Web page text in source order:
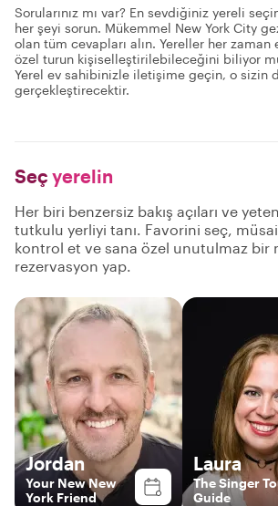
Sorularınız mı var? En sevdiğiniz yereli
her şeyi sorun. Mükemmel New York City
olan tüm cevapları alın. Yereller her
özel turun kişiselleştirilebileceğini biliyor
Yerel ev sahibinizle iletişime geçin, o sizin
gerçekleştirecektir.
Seç yerelin
Her biri benzersiz bakış açıları ve
tutkulu yerliyi tanı. Favorini seç,
kontrol et ve sana özel unutulmaz bir
rezervasyon yap.
Jordan
Your New New
York Friend
Laura
The Singer
Guide